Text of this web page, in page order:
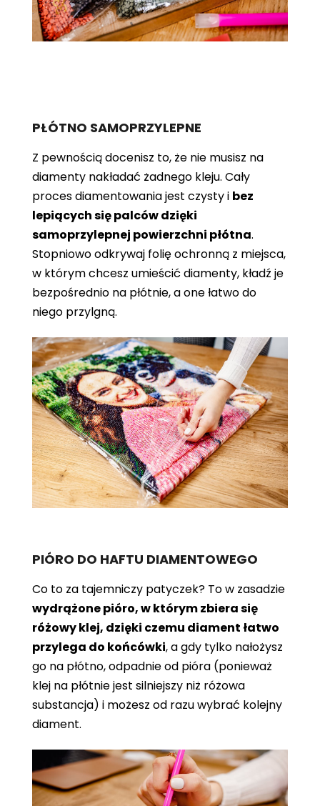
PŁÓTNO SAMOPRZYLEPNE
Z pewnością docenisz to, że nie musisz na
diamenty nakładać żadnego kleju. Cały
proces diamentowania jest czysty i bez
lepiących się palców dzięki
samoprzylepnej powierzchni płótna.
Stopniowo odkrywaj folię ochronną z miejsca,
w którym chcesz umieścić diamenty, kładź je
bezpośrednio na płótnie, a one łatwo do
niego przylgną.
PIÓRO DO HAFTU DIAMENTOWEGO
Co to za tajemniczy patyczek? To w zasadzie
wydrążone pióro, w którym zbiera się
różowy klej, dzięki czemu diament łatwo
przylega do końcówki, a gdy tylko nałożysz
go na płótno, odpadnie od pióra (ponieważ
klej na płótnie jest silniejszy niż różowa
substancja) i możesz od razu wybrać kolejny
diament.